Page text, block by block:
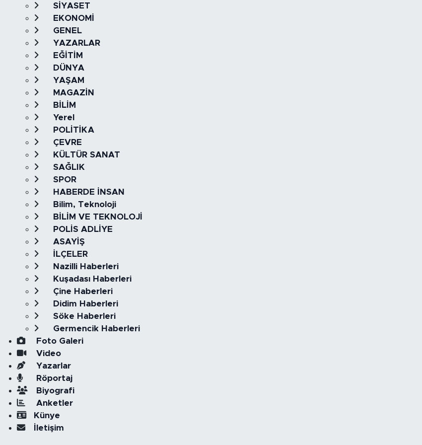
SİYASET
EKONOMİ
GENEL
YAZARLAR
EĞİTİM
DÜNYA
YAŞAM
MAGAZİN
BİLİM
Yerel
POLİTİKA
ÇEVRE
KÜLTÜR SANAT
SAĞLIK
SPOR
HABERDE İNSAN
Bilim, Teknoloji
BİLİM VE TEKNOLOJİ
POLİS ADLİYE
ASAYİŞ
İLÇELER
Nazilli Haberleri
Kuşadası Haberleri
Çine Haberleri
Didim Haberleri
Söke Haberleri
Germencik Haberleri
Foto Galeri
Video
Yazarlar
Röportaj
Biyografi
Anketler
Künye
İletişim